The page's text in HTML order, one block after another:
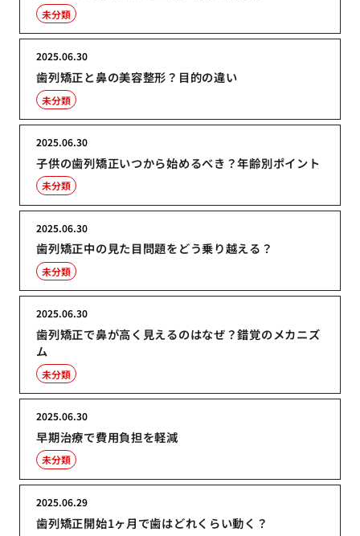
未分類
歯列矯正と鼻の美容整形？目的の違い
2025.06.30
未分類
子供の歯列矯正いつから始めるべき？年齢別ポイント
2025.06.30
未分類
歯列矯正中の見た目問題をどう乗り越える？
2025.06.30
未分類
歯列矯正で鼻が高く見えるのはなぜ？錯覚のメカニズ
ム
2025.06.30
未分類
早期治療で費用負担を軽減
2025.06.30
未分類
歯列矯正開始1ヶ月で歯はどれくらい動く？
2025.06.29